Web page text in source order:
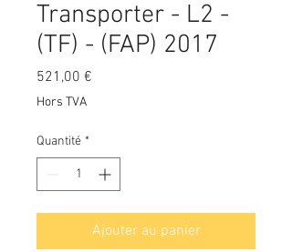
Transporter - L2 -
(TF) - (FAP) 2017
521,00 €
Hors TVA
Quantité *
Ajouter au panier